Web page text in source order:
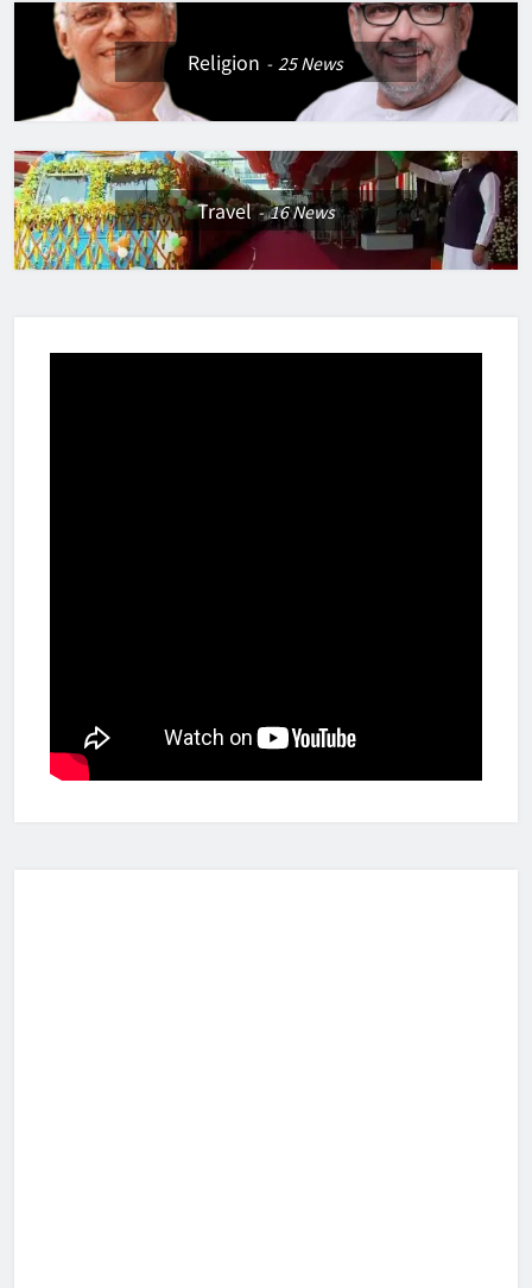
Religion 25News
Travel 16News